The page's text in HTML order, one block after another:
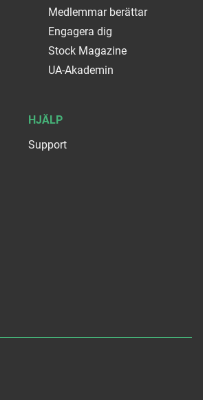
Medlemmar berättar
Engagera dig
Stock Magazine
UA-Akademin
HJÄLP
Support